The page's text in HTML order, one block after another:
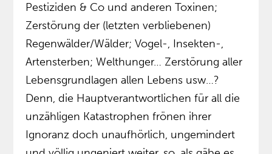
Pestiziden & Co und anderen Toxinen;
Zerstörung der (letzten verbliebenen)
Regenwälder/Wälder; Vogel-, Insekten-,
Artensterben; Welthunger… Zerstörung aller
Lebensgrundlagen allen Lebens usw…?
Denn, die Hauptverantwortlichen für all die
unzähligen Katastrophen frönen ihrer
Ignoranz doch unaufhörlich, ungemindert